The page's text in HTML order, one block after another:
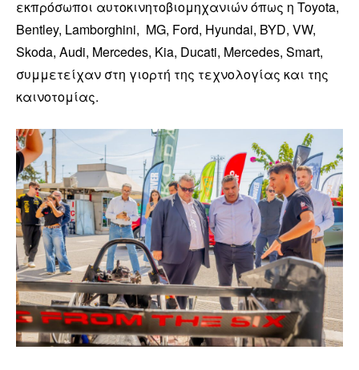
εκπρόσωποι αυτοκινητοβιομηχανιών όπως η Toyota,
Bentley, Lamborghini, MG, Ford, Hyundai, BYD, VW,
Skoda, Audi, Mercedes, Kia, Ducati, Mercedes, Smart,
συμμετείχαν στη γιορτή της τεχνολογίας και της
καινοτομίας.